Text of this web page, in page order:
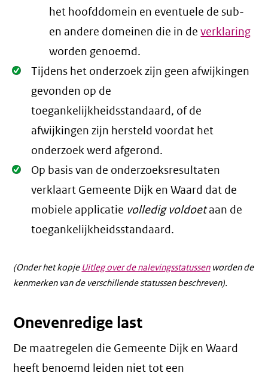
het hoofddomein en eventuele de sub-
en andere domeinen die in deverklaring
worden genoemd.
Oké.
Tijdens het onderzoek zijn geen afwijkingen
gevonden op de
toegankelijkheidsstandaard, of de
afwijkingen zijn hersteld voordat het
onderzoek werd afgerond.
Oké.
Op basis van de onderzoeksresultaten
verklaart Gemeente Dijk en Waard dat de
mobiele applicatie volledig voldoetaan de
toegankelijkheidsstandaard.
(Onder het kopje Uitleg over de nalevingsstatussenworden de
kenmerken van de verschillende statussen beschreven).
Onevenredige last
De maatregelen die Gemeente Dijk en Waard
heeft benoemd leiden niet tot een